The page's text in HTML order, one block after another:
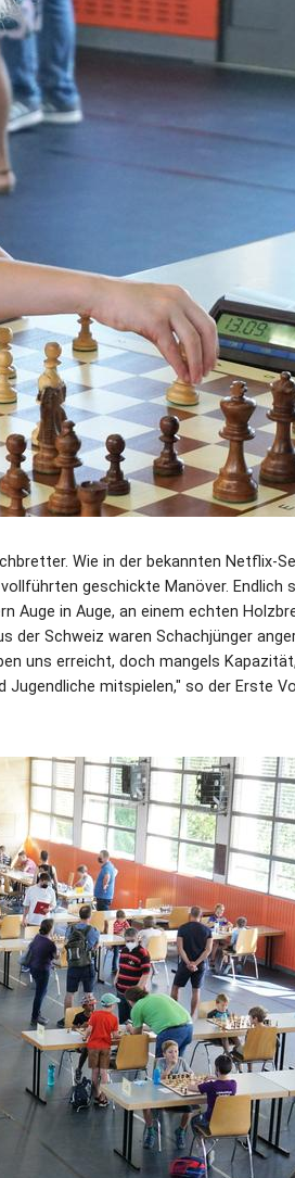
Wie in der bekannten Netflix-
geschickte Manöver. Endlich
Auge in Auge, an einem echten
Schweiz waren Schachjünger
uns erreicht, doch mangels
mitspielen," so der Erste